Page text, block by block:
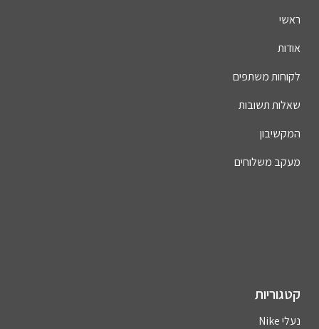
ראשי
אודות
לקוחות משתפים
שאלות תשובות
המקשיבון
מעקב משלוחים
קטגוריות
נעלי Nike